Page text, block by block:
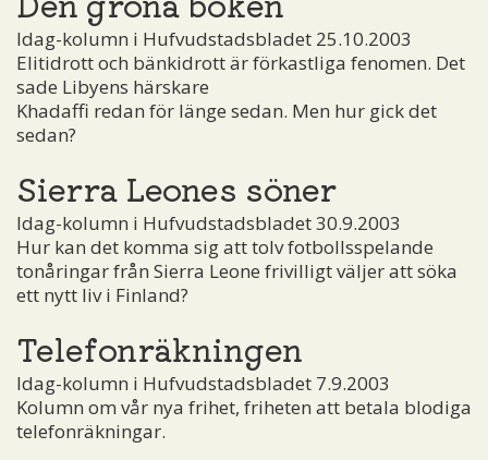
Idag-kolumn i Hufvudstadsbladet 25.10.2003
Elitidrott och bänkidrott är förkastliga fenomen. Det
sade Libyens härskare
Khadaffi redan för länge sedan. Men hur gick det
sedan?
Sierra Leones söner
Idag-kolumn i Hufvudstadsbladet 30.9.2003
Hur kan det komma sig att tolv fotbollsspelande
tonåringar från Sierra Leone frivilligt väljer att söka
ett nytt liv i Finland?
Telefonräkningen
Idag-kolumn i Hufvudstadsbladet 7.9.2003
Kolumn om vår nya frihet, friheten att betala blodiga
telefonräkningar.